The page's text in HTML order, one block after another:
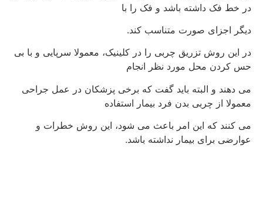
در خط فک داشته باشد و فک را با
دیگر اجزای صورت متناسب کند.
در این روش تزریق چربی را در کلینیک، معمولا سرپایی و با بی
حس کردن محل مورد نظر انجام
می دهند و البته باید گفت که برخی پزشکان در عمل جراحی
معمولا از چربی بدن فرد بیمار استفاده
می کنند که این امر باعث می شود، این روش خطرات و
عوارضی برای بیمار نداشته باشد.